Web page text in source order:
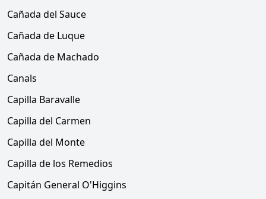
Cañada del Sauce
Cañada de Luque
Cañada de Machado
Canals
Capilla Baravalle
Capilla del Carmen
Capilla del Monte
Capilla de los Remedios
Capitán General O'Higgins